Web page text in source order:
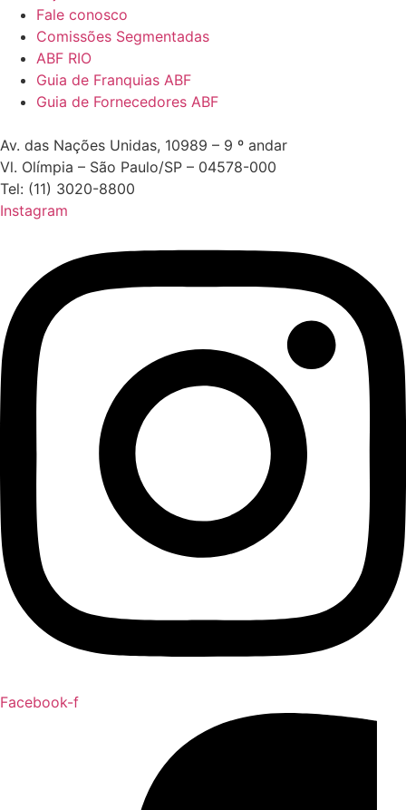
Fale conosco
Comissões Segmentadas
ABF RIO
Guia de Franquias ABF
Guia de Fornecedores ABF
Av. das Nações Unidas, 10989 – 9 º andar
Vl. Olímpia – São Paulo/SP – 04578-000
Tel: (11) 3020-8800
Instagram
Facebook-f